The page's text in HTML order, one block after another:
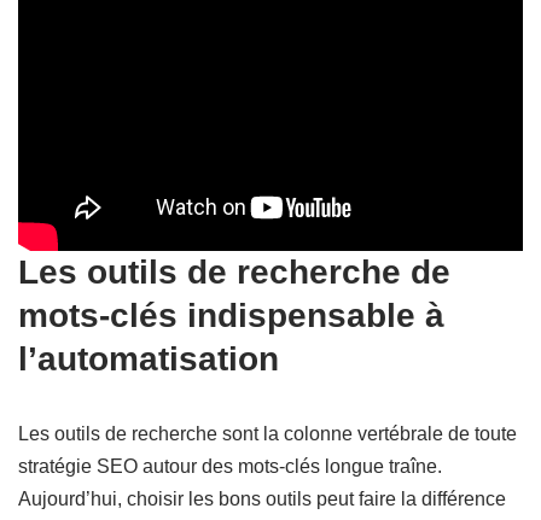
Les outils de recherche de
mots-clés indispensable à
l’automatisation
Les outils de recherche sont la colonne vertébrale de toute
stratégie SEO autour des mots-clés longue traîne.
Aujourd’hui, choisir les bons outils peut faire la différence